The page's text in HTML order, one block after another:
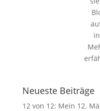
Neueste Beiträge
12 von 12: Mein 12.